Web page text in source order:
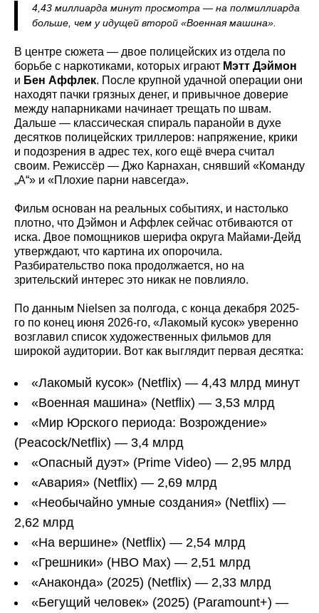
4,43 миллиарда минут просмотра — на полмиллиарда
больше, чем у идущей второй «Военная машина».
В центре сюжета — двое полицейских из отдела по
борьбе с наркотиками, которых играют Мэтт Дэймон
и Бен Аффлек. После крупной удачной операции они
находят пачки грязных денег, и привычное доверие
между напарниками начинает трещать по швам.
Дальше — классическая спираль паранойи в духе
десятков полицейских триллеров: напряжение, крики
и подозрения в адрес тех, кого ещё вчера считал
своим. Режиссёр — Джо Карнахан, снявший «Команду
„А“» и «Плохие парни навсегда».
Фильм основан на реальных событиях, и настолько
плотно, что Дэймон и Аффлек сейчас отбиваются от
иска. Двое помощников шерифа округа Майами-Дейд
утверждают, что картина их опорочила.
Разбирательство пока продолжается, но на
зрительский интерес это никак не повлияло.
По данным Nielsen за полгода, с конца декабря 2025-
го по конец июня 2026-го, «Лакомый кусок» уверенно
возглавил список художественных фильмов для
широкой аудитории. Вот как выглядит первая десятка:
«Лакомый кусок» (Netflix) — 4,43 млрд минут
«Военная машина» (Netflix) — 3,53 млрд
«Мир Юрского периода: Возрождение»
(Peacock/Netflix) — 3,4 млрд
«Опасный дуэт» (Prime Video) — 2,95 млрд
«Авария» (Netflix) — 2,69 млрд
«Необычайно умные создания» (Netflix) —
2,62 млрд
«На вершине» (Netflix) — 2,54 млрд
«Грешники» (HBO Max) — 2,51 млрд
«Анаконда» (2025) (Netflix) — 2,33 млрд
«Бегущий человек» (2025) (Paramount+) —